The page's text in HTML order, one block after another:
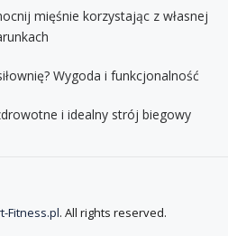
mięśnie korzystając z własnej
Wygoda i funkcjonalność
i idealny strój biegowy
Fitness.pl. All rights reserved.